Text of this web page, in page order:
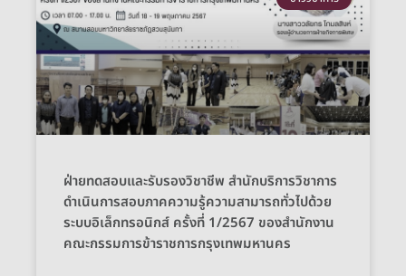
ฝ่ายทดสอบและรับรองวิชาชีพ สำนักบริการวิชาการ
ดำเนินการสอบภาคความรู้ความสามารถทั่วไปด้วย
ระบบอิเล็กทรอนิกส์ ครั้งที่ 1/2567 ของสำนักงาน
คณะกรรมการข้าราชการกรุงเทพมหานคร